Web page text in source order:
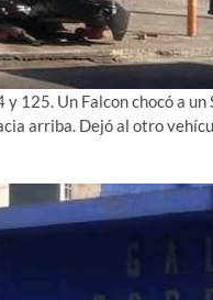
y 125. Un Falcon chocó a un
arriba. Dejó al otro